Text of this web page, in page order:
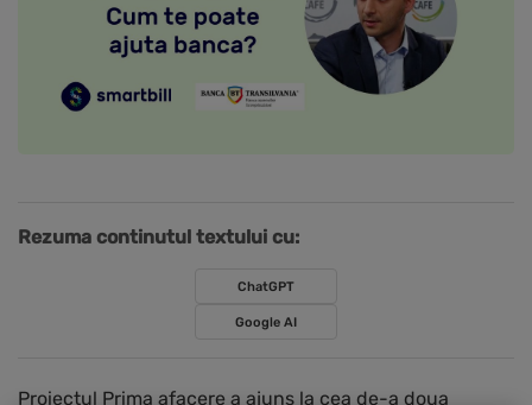
Rezuma continutul textului cu:
ChatGPT
Google AI
Proiectul Prima afacere a ajuns la cea de-a doua